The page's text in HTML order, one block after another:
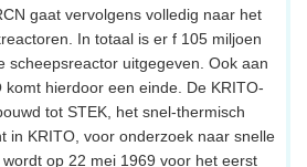
gaat vervolgens volledig naar het
In totaal is er f 105 miljoen
scheepsreactor uitgegeven. Ook aan
komt hierdoor een einde. De KRITO-
tot STEK, het snel-thermisch
in KRITO, voor onderzoek naar snelle
op 22 mei 1969 voor het eerst